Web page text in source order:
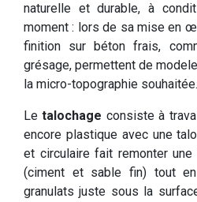
naturelle et durable, à
moment : lors de sa mise en
finition sur béton frais,
grésage, permettent de
la micro-topographie souhaitée.
Letalochage consiste à
encore plastique avec une
et circulaire fait remonter
(ciment et sable fin) tout
granulats juste sous la